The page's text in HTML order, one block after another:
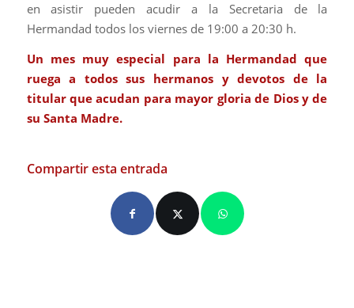
en asistir pueden acudir a la Secretaria de la
Hermandad todos los viernes de 19:00 a 20:30 h.
Un mes muy especial para la Hermandad que
ruega a todos sus hermanos y devotos de la
titular que acudan para mayor gloria de Dios y de
su Santa Madre.
Compartir esta entrada